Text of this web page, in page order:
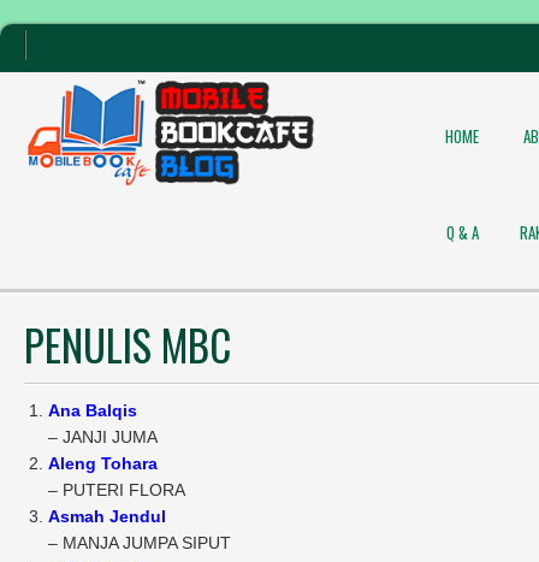
HOME
Q & A
PENULIS MBC
Ana Balqis
– JANJI JUMA
Aleng Tohara
– PUTERI FLORA
Asmah Jendul
– MANJA JUMPA SIPUT